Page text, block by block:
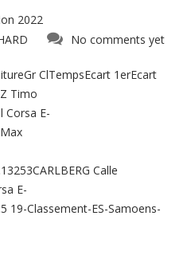
2022
No comments yet
ClTempsEcart 1erEcart
Timo
Corsa E-
Calle
E-
19-Classement-ES-Samoens-